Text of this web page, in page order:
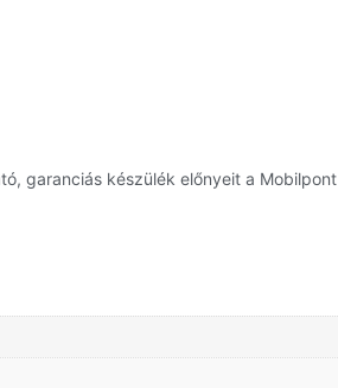
garanciás készülék előnyeit a Mobilpont